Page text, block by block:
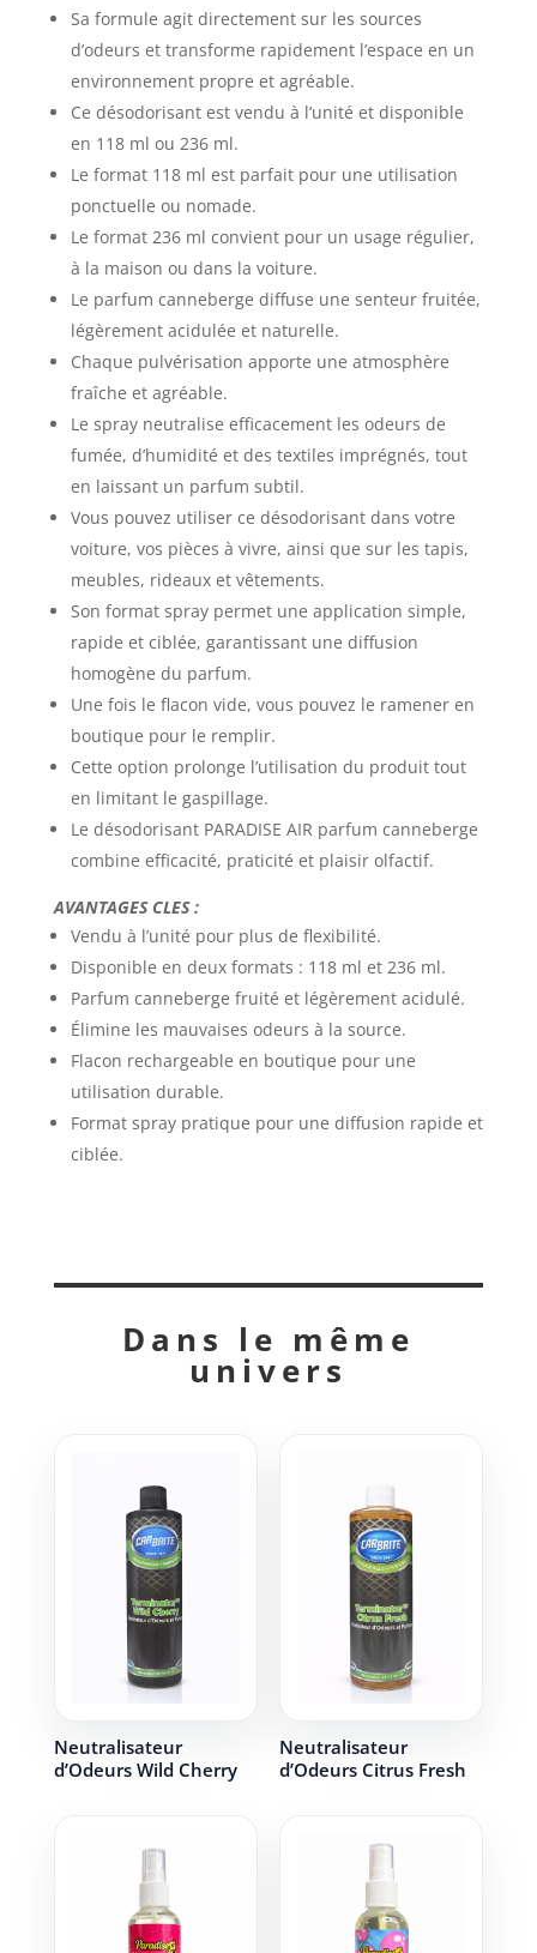
Sa formule agit directement sur les sources
d’odeurs et transforme rapidement l’espace en un
environnement propre et agréable.
Ce désodorisant est vendu à l’unité et disponible
en 118 ml ou 236 ml.
Le format 118 ml est parfait pour une utilisation
ponctuelle ou nomade.
Le format 236 ml convient pour un usage régulier,
à la maison ou dans la voiture.
Le parfum canneberge diffuse une senteur fruitée,
légèrement acidulée et naturelle.
Chaque pulvérisation apporte une atmosphère
fraîche et agréable.
Le spray neutralise efficacement les odeurs de
fumée, d’humidité et des textiles imprégnés, tout
en laissant un parfum subtil.
Vous pouvez utiliser ce désodorisant dans votre
voiture, vos pièces à vivre, ainsi que sur les tapis,
meubles, rideaux et vêtements.
Son format spray permet une application simple,
rapide et ciblée, garantissant une diffusion
homogène du parfum.
Une fois le flacon vide, vous pouvez le ramener en
boutique pour le remplir.
Cette option prolonge l’utilisation du produit tout
en limitant le gaspillage.
Le désodorisant PARADISE AIR parfum canneberge
combine efficacité, praticité et plaisir olfactif.
AVANTAGES CLES :
Vendu à l’unité pour plus de flexibilité.
Disponible en deux formats : 118 ml et 236 ml.
Parfum canneberge fruité et légèrement acidulé.
Élimine les mauvaises odeurs à la source.
Flacon rechargeable en boutique pour une
utilisation durable.
Format spray pratique pour une diffusion rapide et
ciblée.
Dans le même
univers
Neutralisateur
d’Odeurs Wild Cherry
Neutralisateur
d’Odeurs Citrus Fresh